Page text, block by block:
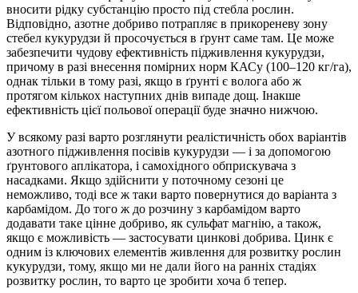
вносити рідку субстанцію просто під стебла рослин.
Відповідно, азотне добриво потрапляє в прикореневу зону
стебел кукурудзи й просочується в ґрунт саме там. Це може
забезпечити чудову ефективність підживлення кукурудзи,
причому в разі внесення помірних норм КАСу (100–120 кг/га),
однак тільки в тому разі, якщо в ґрунті є волога або ж
протягом кількох наступних днів випаде дощ. Інакше
ефективність цієї польової операції буде значно нижчою.
У всякому разі варто розглянути реалістичність обох варіантів
азотного підживлення посівів кукурудзи — і за допомогою
ґрунтового аплікатора, і самохідного обприскувача з
насадками. Якщо здійснити у поточному сезоні це
неможливо, тоді все ж таки варто повернутися до варіанта з
карбамідом. До того ж до розчину з карбамідом варто
додавати таке цінне добриво, як сульфат магнію, а також,
якщо є можливість — застосувати цинкові добрива. Цинк є
одним із ключових елементів живлення для розвитку рослин
кукурудзи, тому, якщо ми не дали його на ранніх стадіях
розвитку рослин, то варто це зробити хоча б тепер.